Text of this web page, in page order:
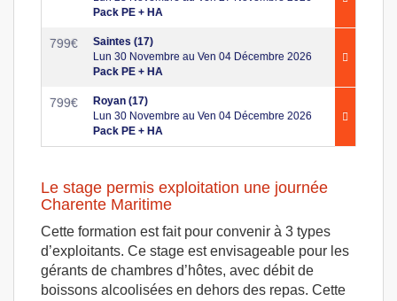
Pack PE + HA
799€
Saintes (17)
Lun 30 Novembre au Ven 04 Décembre 2026
Pack PE + HA
799€
Royan (17)
Lun 30 Novembre au Ven 04 Décembre 2026
Pack PE + HA
Le stage permis exploitation une journée
Charente Maritime
Cette formation est fait pour convenir à 3 types
d’exploitants. Ce stage est envisageable pour les
gérants de chambres d’hôtes, avec débit de
boissons alcoolisées en dehors des repas. Cette